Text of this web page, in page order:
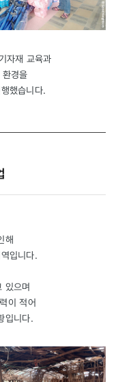
자재 교육과
경을
했습니다.
해
입니다.
있으며
이 적어
입니다.